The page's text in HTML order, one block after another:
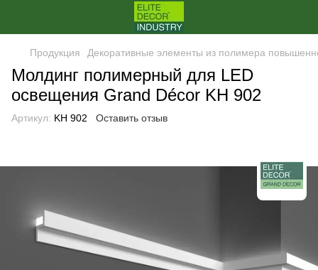
Продукция Декоративные элементы из полимера
Молдинг полимерный для LED
освещения Grand Décor KH 902
Артикул: KH 902 Оставить отзыв